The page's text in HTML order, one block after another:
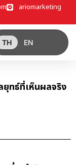
ariomarketing
TH EN
ยุทธ์ที่เห็นผลจริง